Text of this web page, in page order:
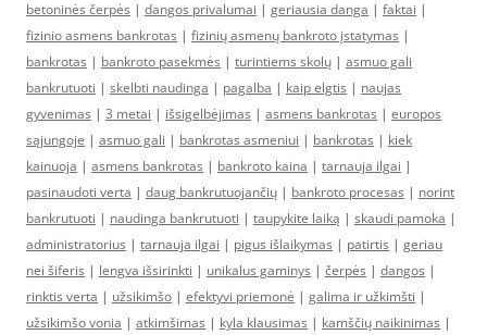
betoninės čerpės | dangos privalumai | geriausia danga | faktai |
fizinio asmens bankrotas | fizinių asmenų bankroto įstatymas |
bankrotas | bankroto pasekmės | turintiems skolų | asmuo gali
bankrutuoti | skelbti naudinga | pagalba | kaip elgtis | naujas
gyvenimas | 3 metai | išsigelbėjimas | asmens bankrotas | europos
sąjungoje | asmuo gali | bankrotas asmeniui | bankrotas | kiek
kainuoja | asmens bankrotas | bankroto kaina | tarnauja ilgai |
pasinaudoti verta | daug bankrutuojančių | bankroto procesas | norint
bankrutuoti | naudinga bankrutuoti | taupykite laiką | skaudi pamoka |
administratorius | tarnauja ilgai | pigus išlaikymas | patirtis | geriau
nei šiferis | lengva išsirinkti | unikalus gaminys | čerpės | dangos |
rinktis verta | užsikimšo | efektyvi priemonė | galima ir užkimšti |
užsikimšo vonia | atkimšimas | kyla klausimas | kamščių naikinimas |